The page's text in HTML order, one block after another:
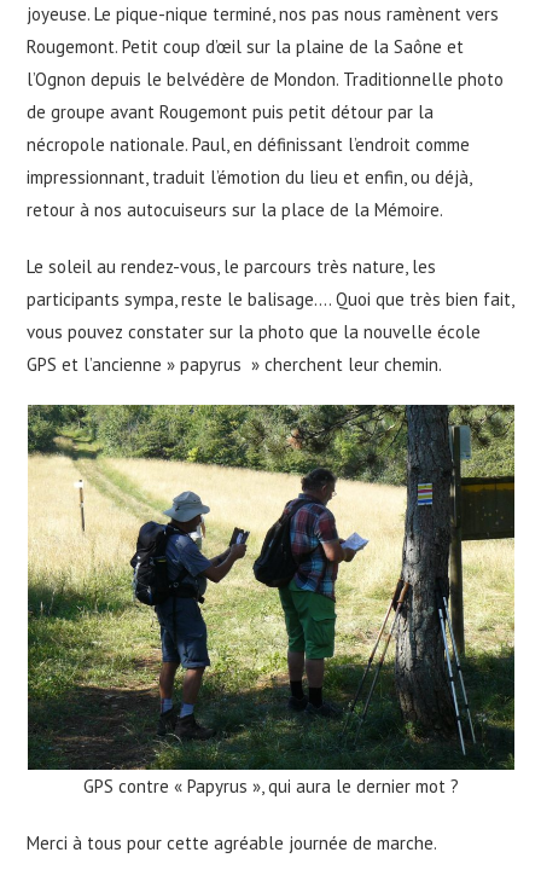
joyeuse. Le pique-nique terminé, nos pas nous ramènent vers
Rougemont. Petit coup d’œil sur la plaine de la Saône et
l’Ognon depuis le belvédère de Mondon. Traditionnelle photo
de groupe avant Rougemont puis petit détour par la
nécropole nationale. Paul, en définissant l’endroit comme
impressionnant, traduit l’émotion du lieu et enfin, ou déjà,
retour à nos autocuiseurs sur la place de la Mémoire.
Le soleil au rendez-vous, le parcours très nature, les
participants sympa, reste le balisage…. Quoi que très bien fait,
vous pouvez constater sur la photo que la nouvelle école
GPS et l’ancienne » papyrus » cherchent leur chemin.
GPS contre « Papyrus », qui aura le dernier mot ?
Merci à tous pour cette agréable journée de marche.